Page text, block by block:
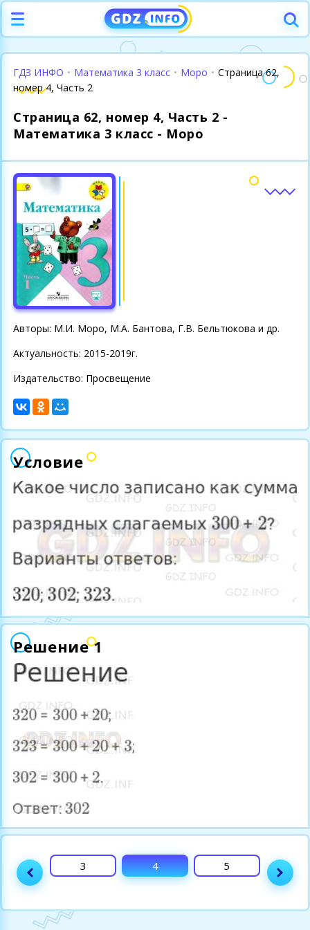
ГДЗ ИНФО • Математика 3 класс • Моро • Страница 62,
номер 4, Часть 2
Страница 62, номер 4, Часть 2 -
Математика 3 класс - Моро
Авторы: М.И. Моро, М.А. Бантова, Г.В. Бельтюкова и др.
Актуальность: 2015-2019г.
Издательство: Просвещение
Условие
Решение 1
3 4 5